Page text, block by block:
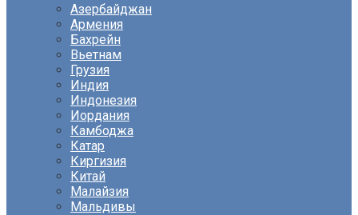
Азербайджан
Армения
Бахрейн
Вьетнам
Грузия
Индия
Индонезия
Иордания
Камбоджа
Катар
Киргизия
Китай
Малайзия
Мальдивы